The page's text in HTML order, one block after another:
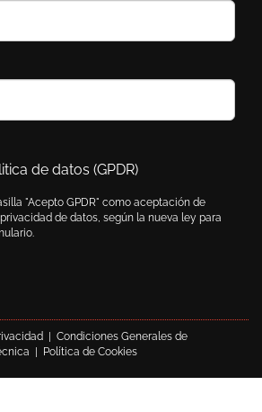
de datos (GPDR)
"Acepto GPDR" como aceptación de
de datos, según la nueva ley para
Condiciones Generales de
Política de Cookies